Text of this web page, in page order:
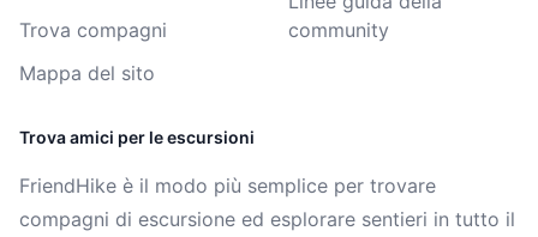
Trova compagni
Mappa del sito
community
Trova amici per le escursioni
FriendHike è il modo più semplice per trovare
compagni di escursione ed esplorare sentieri in tutto il